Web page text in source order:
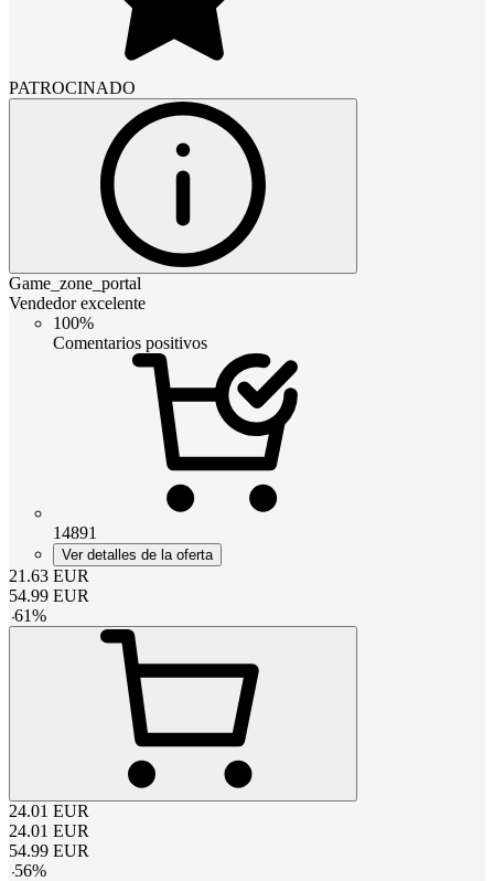
PATROCINADO
Game_zone_portal
Vendedor excelente
100%
Comentarios positivos
14891
Ver detalles de la oferta
21.63 EUR
54.99 EUR
-61%
24.01 EUR
24.01 EUR
54.99 EUR
-56%